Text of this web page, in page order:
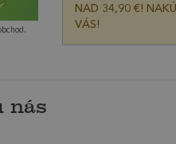
NAD 34,90 €!
VÁS!
nás